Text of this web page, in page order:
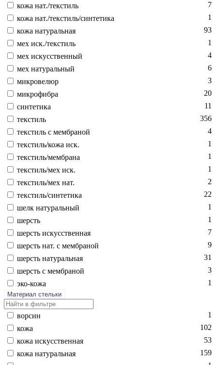
ко­жа нат./текс­тиль
7
ко­жа нат./текс­тиль/син­те­тика
1
ко­жа на­тураль­ная
93
мех иск./текс­тиль
1
мех ис­кусс­твен­ный
4
мех на­тураль­ный
6
мик­ро­велюр
3
мик­ро­фиб­ра
20
син­те­тика
11
текс­тиль
356
текс­тиль с мемб­ра­ной
4
текс­тиль/ко­жа иск.
1
текс­тиль/мемб­ра­на
1
текс­тиль/мех иск.
1
текс­тиль/мех нат.
2
текс­тиль/син­те­тика
22
шелк на­тураль­ный
1
шерсть
1
шерсть ис­кусс­твен­ная
7
шерсть нат. с мемб­ра­ной
9
шерсть на­тураль­ная
31
шерсть с мемб­ра­ной
3
эко-ко­жа
1
Материал стельки
вор­син
1
ко­жа
102
ко­жа ис­кусс­твен­ная
53
ко­жа на­тураль­ная
159